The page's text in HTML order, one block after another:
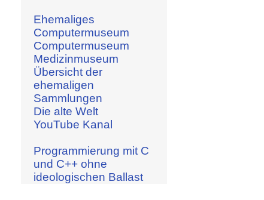
Ehemaliges
Computermuseum
Computermuseum
Medizinmuseum
Übersicht der
ehemaligen
Sammlungen
Die alte Welt
YouTube Kanal
Programmierung mit C
und C++ ohne
ideologischen Ballast